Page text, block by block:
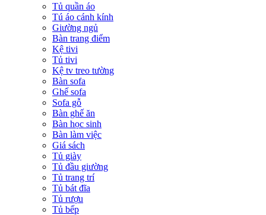
Tủ quần áo
Tú áo cánh kính
Giường ngủ
Bàn trang điểm
Kệ tivi
Tủ tivi
Kệ tv treo tường
Bàn sofa
Ghế sofa
Sofa gỗ
Bàn ghế ăn
Bàn học sinh
Bàn làm việc
Giá sách
Tủ giày
Tủ đầu giường
Tủ trang trí
Tủ bát đĩa
Tủ rượu
Tủ bếp